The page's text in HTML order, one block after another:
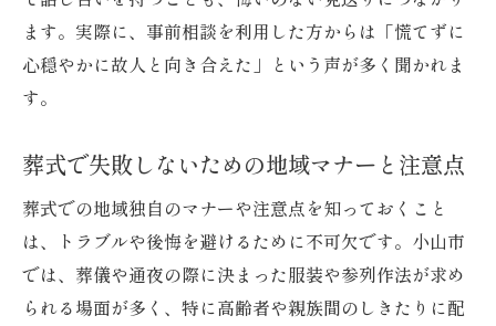
ます。実際に、事前相談を利用した方からは「慌てずに
心穏やかに故人と向き合えた」という声が多く聞かれま
す。
葬式で失敗しないための地域マナーと注意点
葬式での地域独自のマナーや注意点を知っておくこと
は、トラブルや後悔を避けるために不可欠です。小山市
では、葬儀や通夜の際に決まった服装や参列作法が求め
られる場面が多く、特に高齢者や親族間のしきたりに配